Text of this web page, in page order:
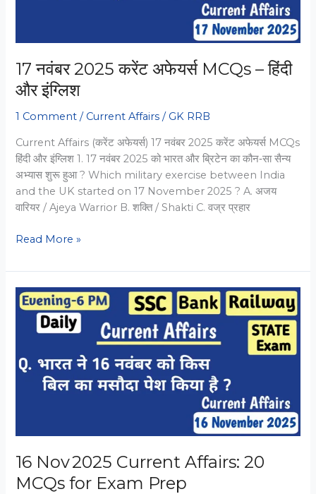
17 नवंबर 2025 करेंट अफेयर्स MCQs – हिंदी
और इंग्लिश
1 Comment / Current Affairs / GK RRB
Current Affairs (करेंट अफेयर्स) 17 नवंबर 2025 करेंट अफेयर्स MCQs
हिंदी और इंग्लिश 1. 17 नवंबर 2025 को भारत और ब्रिटेन का कौन‑सा सैन्य
अभ्यास शुरू हुआ ? Which military exercise between India
and the UK started on 17 November 2025 ? A. अजय
वारियर / Ajeya Warrior B. शक्ति / Shakti C. वज्र प्रहार
17
2025
करेंट
अफेयर्स
MCQs
और
Read More »
16 Nov 2025 Current Affairs: 20
MCQs for Exam Prep